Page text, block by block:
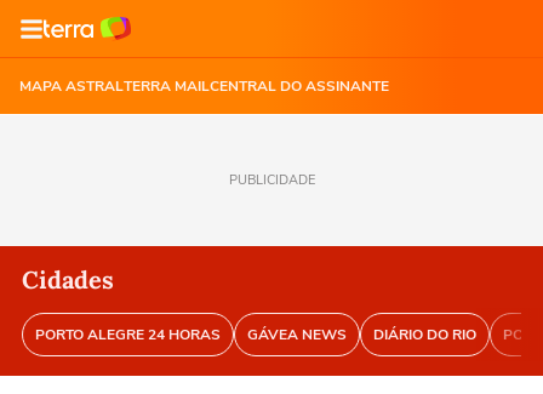
MAPA ASTRALTERRA MAILCENTRAL DO ASSINANTE
PUBLICIDADE
Cidades
PORTO ALEGRE 24 HORAS GÁVEA NEWS DIÁRIO DO RIO